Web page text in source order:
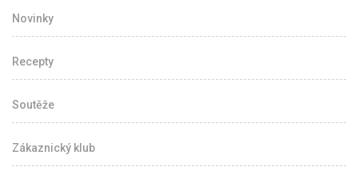
Novinky
Recepty
Soutěže
Zákaznický klub